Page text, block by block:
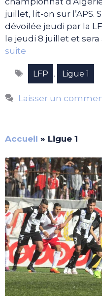
juillet, lit-on sur
dévoilée jeudi par la
le jeudi 8 juillet et
suite
Étiquettes
LFP , Ligue 1
Laisser un
Accueil » Ligue 1